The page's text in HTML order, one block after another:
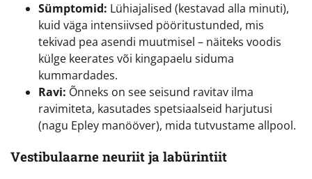
Sümptomid: Lühiajalised (kestavad alla minuti),
kuid väga intensiivsed pööritustunded, mis
tekivad pea asendi muutmisel – näiteks voodis
külge keerates või kingapaelu siduma
kummardades.
Ravi: Õnneks on see seisund ravitav ilma
ravimiteta, kasutades spetsiaalseid harjutusi
(nagu Epley manööver), mida tutvustame allpool.
Vestibulaarne neuriit ja labürintiit